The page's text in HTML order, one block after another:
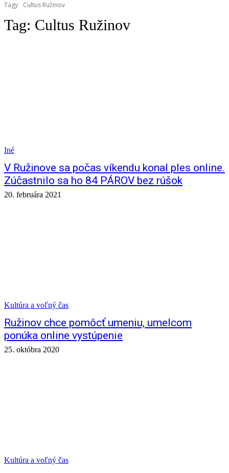
Tagy
Cultus Ružinov
Tag: Cultus Ružinov
Iné
V Ružinove sa počas víkendu konal ples online.
Zúčastnilo sa ho 84 PÁROV bez rúšok
20. februára 2021
Kultúra a voľný čas
Ružinov chce pomôcť umeniu, umelcom
ponúka online vystúpenie
25. októbra 2020
Kultúra a voľný čas